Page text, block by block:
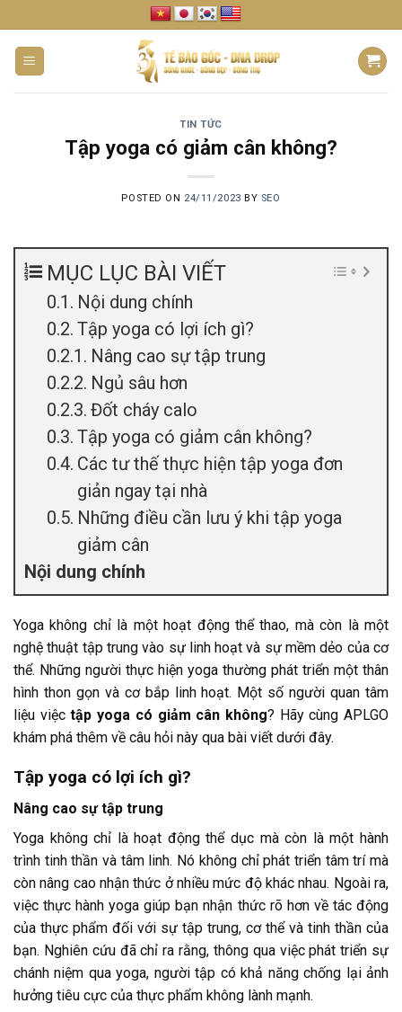
to
content
TIN TỨC
Tập yoga có giảm cân không?
POSTED ON 24/11/2023 BY SEO
MỤC LỤC BÀI VIẾT
Nội dung chính
Tập yoga có lợi ích gì?
Nâng cao sự tập trung
Ngủ sâu hơn
Đốt cháy calo
Tập yoga có giảm cân không?
Các tư thế thực hiện tập yoga đơn
giản ngay tại nhà
Những điều cần lưu ý khi tập yoga
giảm cân
Nội dung chính
Yoga không chỉ là một hoạt động thể thao, mà còn là một
nghệ thuật tập trung vào sự linh hoạt và sự mềm dẻo của cơ
thể. Những người thực hiện yoga thường phát triển một thân
hình thon gọn và cơ bắp linh hoạt. Một số người quan tâm
liệu việctập yoga có giảm cân không? Hãy cùng APLGO
khám phá thêm về câu hỏi này qua bài viết dưới đây.
Tập yoga có lợi ích gì?
Nâng cao sự tập trung
Yoga không chỉ là hoạt động thể dục mà còn là một hành
trình tinh thần và tâm linh. Nó không chỉ phát triển tâm trí mà
còn nâng cao nhận thức ở nhiều mức độ khác nhau. Ngoài ra,
việc thực hành yoga giúp bạn nhận thức rõ hơn về tác động
của thực phẩm đối với sự tập trung, cơ thể và tinh thần của
bạn. Nghiên cứu đã chỉ ra rằng, thông qua việc phát triển sự
chánh niệm qua yoga, người tập có khả năng chống lại ảnh
hưởng tiêu cực của thực phẩm không lành mạnh.